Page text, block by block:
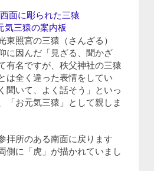
照宮の三猿（さんざる）
に因んだ「見ざる、聞かざ
有名ですが、秩父神社の三猿
は全く違った表情をしてい
聞いて、よく話そう」といっ
「お元気三猿」として親しま
拝所のある南面に戻ります
側に「虎」が描かれていまし